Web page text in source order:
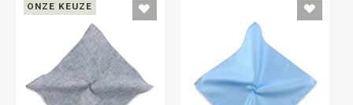
ONZE KEUZE